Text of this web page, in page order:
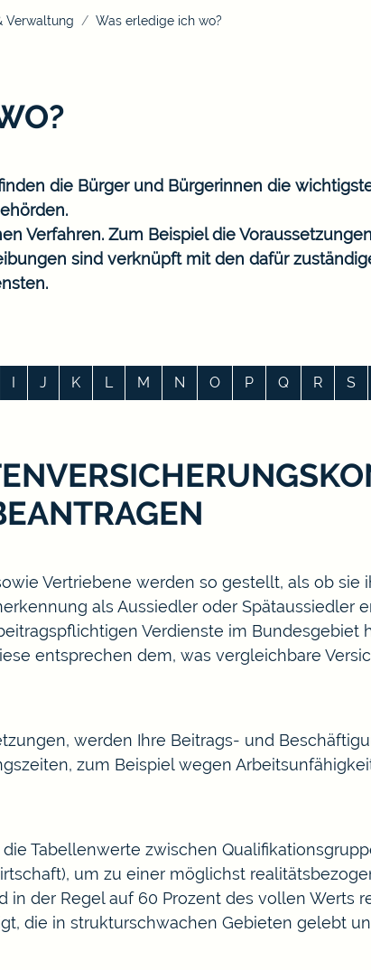
Verwaltung Was erledige ich wo?
die Bürger und Bürgerinnen die
Verfahren. Zum Beispiel die
sind verknüpft mit den dafür
I J K L M N O P Q R S
Vertriebene werden so gestellt, als ob sie
als Aussiedler oder Spätaussiedler
Verdienste im Bundesgebiet
entsprechen dem, was vergleichbare
werden Ihre Beitrags- und
zum Beispiel wegen
Tabellenwerte zwischen
um zu einer möglichst
in der Regel auf 60 Prozent des vollen Werts
die in strukturschwachen Gebieten gelebt